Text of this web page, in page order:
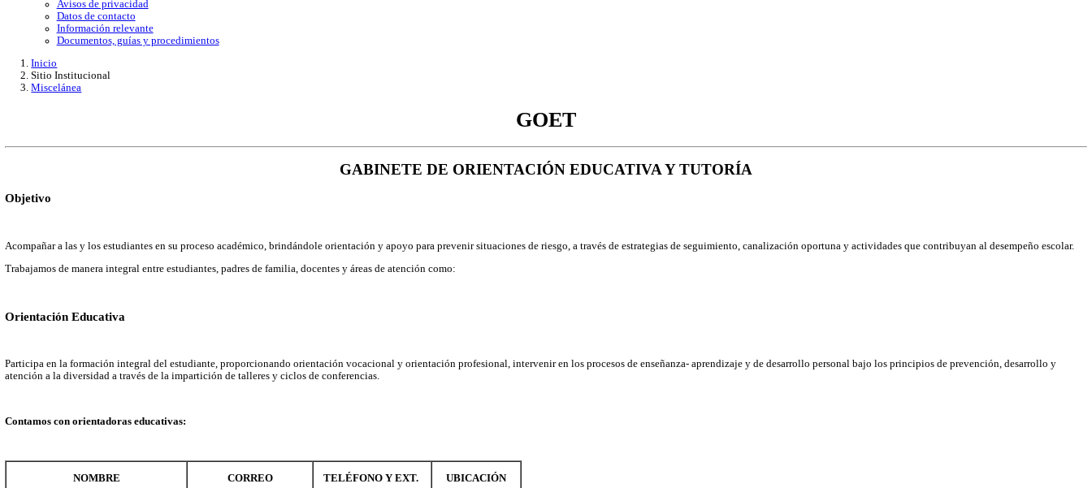
Apertura gubernamental
Buzón de quejas
Direcciones
Subdirección de Investigacion
Contacto
Directorio
Protección de datos personales
Protección de datos personales
Datos de contacto
Información relevante
Inicio
Sitio Institucional